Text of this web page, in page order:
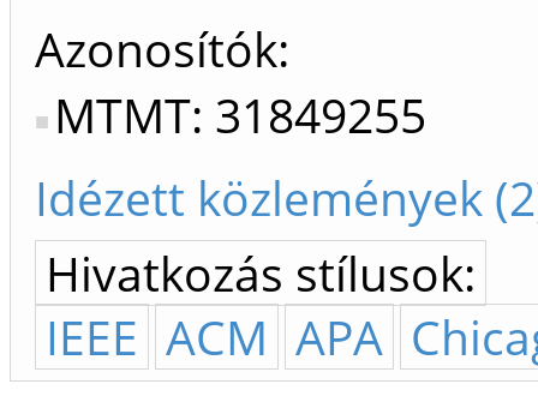
Azonosítók
MTMT: 31849255
Idézett közlemények
Hivatkozás stílusok:
IEEE ACM APA